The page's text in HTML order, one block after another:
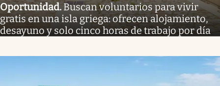
Oportunidad.Buscan voluntarios para vivir
gratis en una isla griega: ofrecen alojamiento,
desayuno y solo cinco horas de trabajo por día